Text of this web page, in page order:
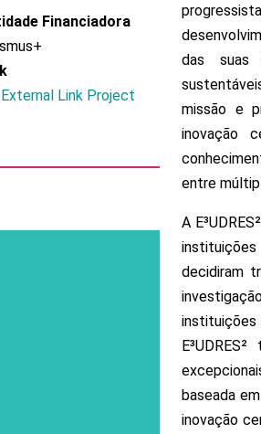
Financiadora
External Link Project
das suas
missão e
inovação
entre
A
decidiram
instituições
baseada
inovação